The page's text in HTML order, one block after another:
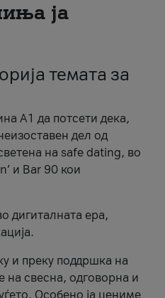
ја
темата за
А1 да потсети дека,
дел од
на safe dating, во
и Bar 90 кои
дигиталната ера,
и преку поддршка на
на свесна, одговорна и
Особено ја цениме